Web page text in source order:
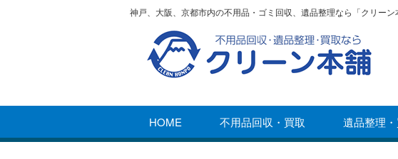
神戸、大阪、京都市内の不用品・ゴミ回収、遺品整理なら「クリーン
HOME 不用品回収・買取 遺品整理